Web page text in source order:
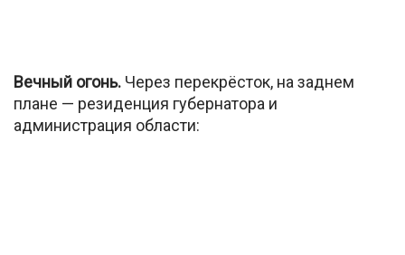
Вечный огонь. Через перекрёсток, на заднем
плане — резиденция губернатора и
администрация области: